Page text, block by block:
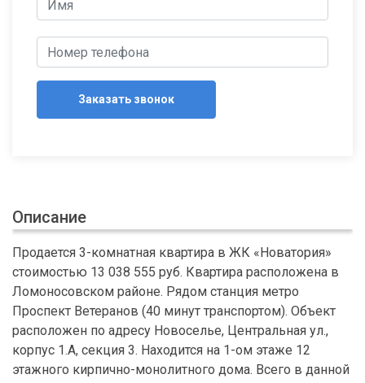
Заказать звонок
Описание
Продается 3-комнатная квартира в ЖК «Новатория»
стоимостью 13 038 555 руб. Квартира расположена в
Ломоносовском районе. Рядом станция метро
Проспект Ветеранов (40 минут транспортом). Объект
расположен по адресу Новоселье, Центральная ул.,
корпус 1.А, секция 3. Находится на 1-ом этаже 12
этажного кирпично-монолитного дома. Всего в данной